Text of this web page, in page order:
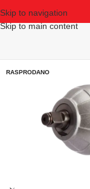
Skip to navigation
Skip to main content
RASPRODANO